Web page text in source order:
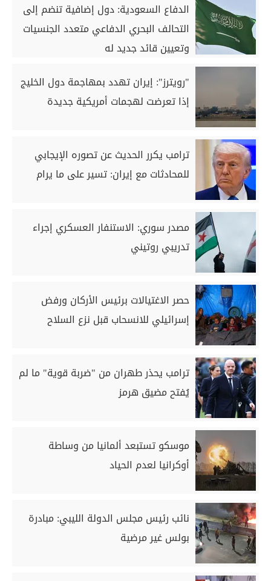
الدفاع السعودية: دول إضافية تنضم إلى
التحالف البحري الدفاعي متعدد الجنسيات
وتعيين قائد جديد له
"رويترز": إيران تهدد بمهاجمة دول الخليج
إذا تعرضت لهجمات أمريكية جديدة
ترامب يكرر الحديث عن تصوره الإيجابي
للمحادثات مع إيران: تسير ‌على ما يرام
مصدر سوري: الاستنفار العسكري إجراء
تدريبي روتيني
حصر الاغتيالات برئيس الأركان ورفض
إسرائيلي للانسحاب قبل نزع السلاح
ترامب يحذر طهران من "ضربة قوية" ما لم
يُفتح مضيق هرمز
موسكو تستبعد ألمانيا من وساطة
أوكرانيا لعدم الحياد
نائب رئيس مجلس الدولة الليبي: مبادرة
بولس غير مرضية